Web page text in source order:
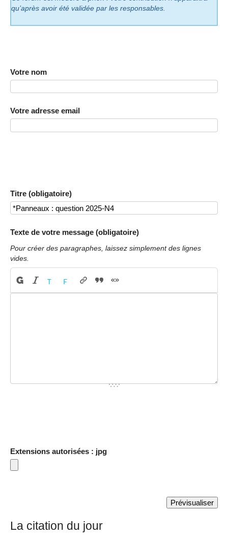
qu’après avoir été validée par les responsables.
Votre nom
Votre adresse email
Titre (obligatoire)
Texte de votre message (obligatoire)
Pour créer des paragraphes, laissez simplement des lignes
vides.
Extensions autorisées : jpg
La citation du jour